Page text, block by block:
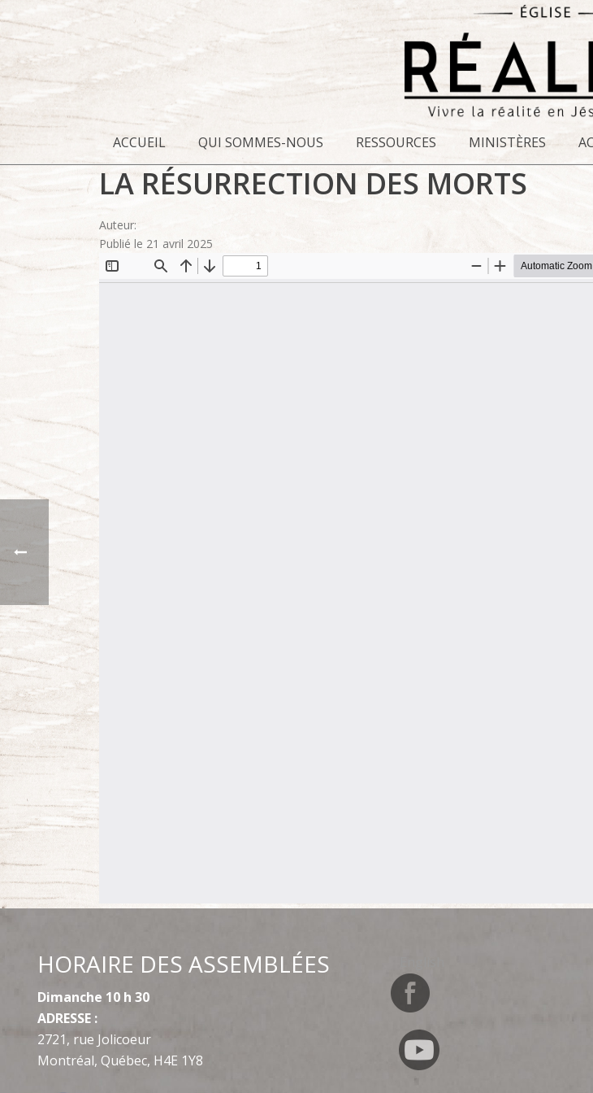
ACCUEIL QUI SOMMES-NOUS RESSOURCES MINISTÈRES
LA RÉSURRECTION DES MORTS
Auteur:
Publié le 21 avril 2025
HORAIRE DES ASSEMBLÉES
Dimanche 10 h 30
ADRESSE :
2721, rue Jolicoeur
Montréal, Québec, H4E 1Y8